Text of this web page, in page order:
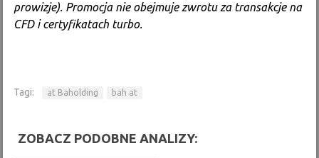
prowizje). Promocja nie obejmuje zwrotu za transakcje na
CFD i certyfikatach turbo.
Tagi: at Baholding bah at
ZOBACZ PODOBNE ANALIZY: